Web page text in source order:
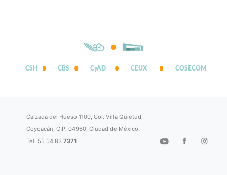
CSH CBS CyAD CEUX COSECOM
Calzada del Hueso 1100, Col. Villa Quietud,
Coyoacán, C.P. 04960, Ciudad de México.
Tel. 55 54 837371